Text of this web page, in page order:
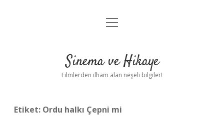
Gizlilik Politikası
Yasal Uyarı
menüyü
Sinema ve Hikaye
Filmlerden ilham alan neşeli bilgiler!
Etiket: Ordu halkı Çepni mi